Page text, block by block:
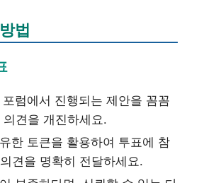
법
포럼에서 진행되는 제안을 꼼꼼
견을 개진하세요.
한 토큰을 활용하여 투표에 참
견을 명확히 전달하세요.